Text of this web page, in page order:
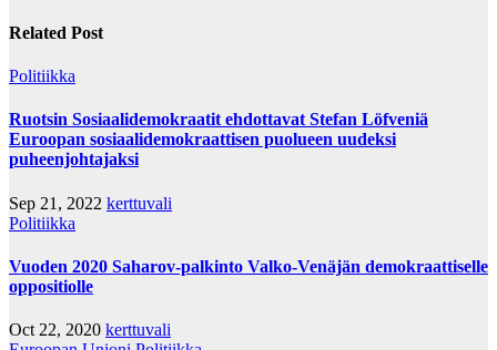
Related Post
Politiikka
Ruotsin Sosiaalidemokraatit ehdottavat Stefan Löfveniä
Euroopan sosiaalidemokraattisen puolueen uudeksi
puheenjohtajaksi
Sep 21, 2022 kerttuvali
Politiikka
Vuoden 2020 Saharov-palkinto Valko-Venäjän demokraattiselle
oppositiolle
Oct 22, 2020 kerttuvali